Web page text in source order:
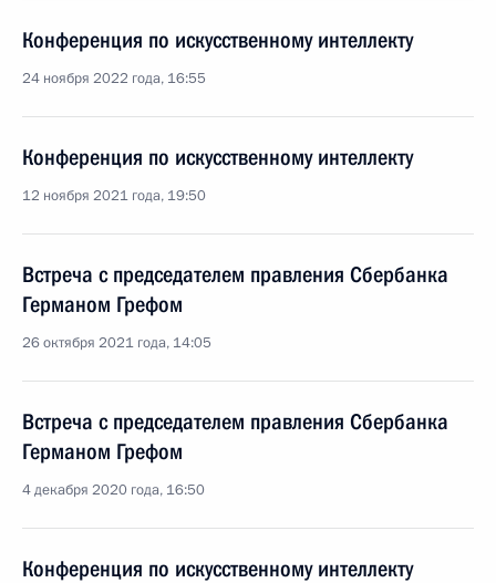
Конференция по искусственному интеллекту
24 ноября 2022 года, 16:55
Конференция по искусственному интеллекту
12 ноября 2021 года, 19:50
Встреча с председателем правления Сбербанка
Германом Грефом
26 октября 2021 года, 14:05
Встреча с председателем правления Сбербанка
Германом Грефом
4 декабря 2020 года, 16:50
Конференция по искусственному интеллекту